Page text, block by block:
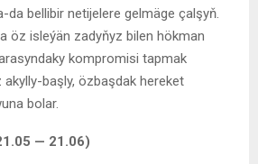
bellibir netijelere gelmäge çalşyň.
öz isleýän zadyňyz bilen hökman
kompromisi tapmak
akylly-başly, özbaşdak hereket
bolar.
— 21.06)